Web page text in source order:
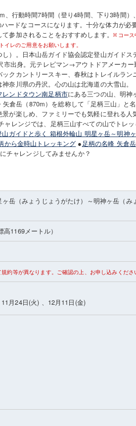
、行動時間7時間（登り4時間、下り3時間）
ードなコースになります。十分な体力が必
参加されることをおすすめします。
コース
レのご用意をお願いします。
）。日本山岳ガイド協会認定登山ガイドス
市出身。元テレビマン→アウトドアメーカ
クカントリースキー、春秋はトレイルラン
奈川県の丹沢。心の山は北海道の大雪山。
レンドタウン南足柄市にある三つの山、明神
矢倉岳（870m）を総称して「足柄三山」と
が楽しめ、ファミリーでも気軽に登れる人
ャレンジでは、足柄三山すべての山でトレ
山ガイドと歩く 箱根外輪山 明星ヶ岳～明神
から金時山トレッキング ●足柄の名峰 矢倉
チャレンジしてみませんか？
（みょうじょうがたけ）～明神ヶ岳（み
高1169メートル）
約等が異なります。ご確認の上、お申し込みくださ
月24日(火) 、12月11日(金)